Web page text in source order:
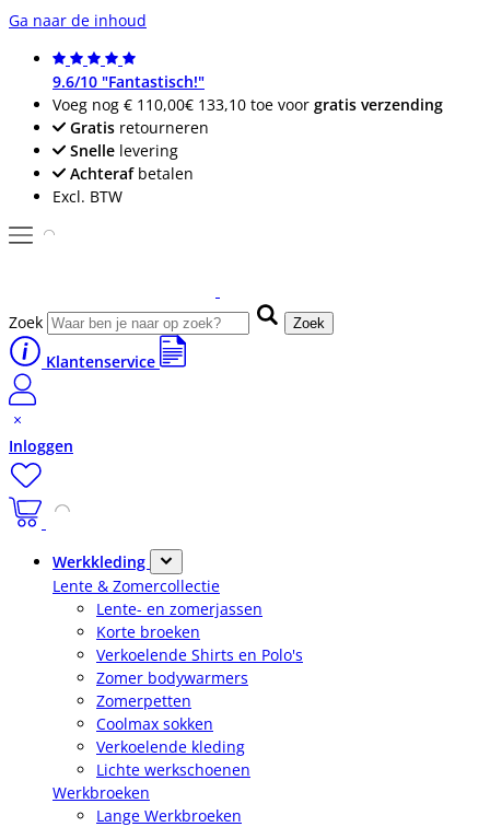
Ga naar de inhoud
9.6/10 "Fantastisch!"
Voeg nog € 110,00€ 133,10 toe voor gratis verzending
Gratis retourneren
Snelle levering
Achterafbetalen
Excl. BTW
Zoek Zoek
Klantenservice
Inloggen
Werkkleding
Lente & Zomercollectie
Lente- en zomerjassen
Korte broeken
Verkoelende Shirts en Polo's
Zomer bodywarmers
Zomerpetten
Coolmax sokken
Verkoelende kleding
Lichte werkschoenen
Werkbroeken
Lange Werkbroeken